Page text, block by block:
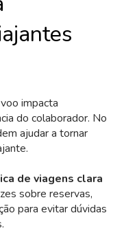
impacta
do colaborador. No
ajudar a tornar
de viagens clara
sobre reservas,
para evitar dúvidas